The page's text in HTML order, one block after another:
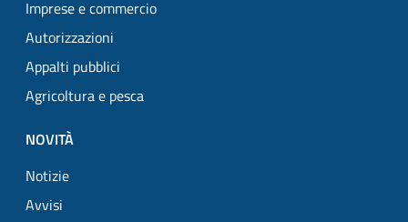
Imprese e commercio
Autorizzazioni
Appalti pubblici
Agricoltura e pesca
NOVITÀ
Notizie
Avvisi